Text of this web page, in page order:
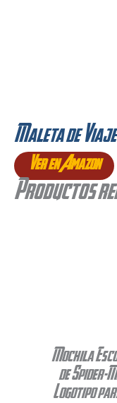
Maleta de
Ver en Amazon
Productos
Mochila
de Spider-
Logotipo